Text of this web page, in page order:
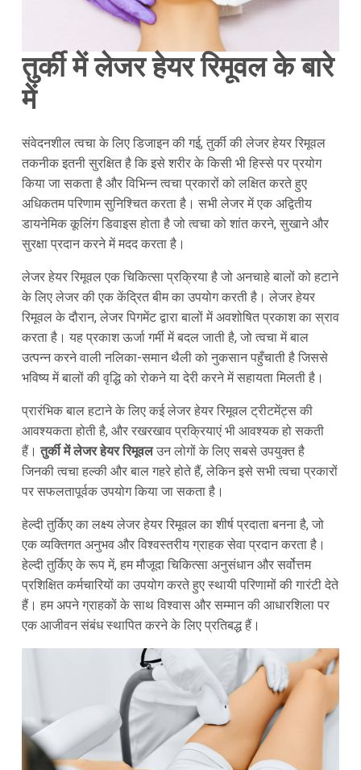
तुर्की में लेजर हेयर रिमूवल के बारे
में
संवेदनशील त्वचा के लिए डिजाइन की गई, तुर्की की लेजर हेयर रिमूवल
तकनीक इतनी सुरक्षित है कि इसे शरीर के किसी भी हिस्से पर प्रयोग
किया जा सकता है और विभिन्न त्वचा प्रकारों को लक्षित करते हुए
अधिकतम परिणाम सुनिश्चित करता है। सभी लेजर में एक अद्वितीय
डायनेमिक कूलिंग डिवाइस होता है जो त्वचा को शांत करने, सुखाने और
सुरक्षा प्रदान करने में मदद करता है।
लेजर हेयर रिमूवल एक चिकित्सा प्रक्रिया है जो अनचाहे बालों को हटाने
के लिए लेजर की एक केंद्रित बीम का उपयोग करती है। लेजर हेयर
रिमूवल के दौरान, लेजर पिगमेंट द्वारा बालों में अवशोषित प्रकाश का स्राव
करता है। यह प्रकाश ऊर्जा गर्मी में बदल जाती है, जो त्वचा में बाल
उत्पन्न करने वाली नलिका-समान थैली को नुकसान पहुँचाती है जिससे
भविष्य में बालों की वृद्धि को रोकने या देरी करने में सहायता मिलती है।
प्रारंभिक बाल हटाने के लिए कई लेजर हेयर रिमूवल ट्रीटमेंट्स की
आवश्यकता होती है, और रखरखाव प्रक्रियाएं भी आवश्यक हो सकती
हैं।तुर्की में लेजर हेयर रिमूवलउन लोगों के लिए सबसे उपयुक्त है
जिनकी त्वचा हल्की और बाल गहरे होते हैं, लेकिन इसे सभी त्वचा प्रकारों
पर सफलतापूर्वक उपयोग किया जा सकता है।
हेल्दी तुर्किए का लक्ष्य लेजर हेयर रिमूवल का शीर्ष प्रदाता बनना है, जो
एक व्यक्तिगत अनुभव और विश्वस्तरीय ग्राहक सेवा प्रदान करता है।
हेल्दी तुर्किए के रूप में, हम मौजूदा चिकित्सा अनुसंधान और सर्वोत्तम
प्रशिक्षित कर्मचारियों का उपयोग करते हुए स्थायी परिणामों की गारंटी देते
हैं। हम अपने ग्राहकों के साथ विश्वास और सम्मान की आधारशिला पर
एक आजीवन संबंध स्थापित करने के लिए प्रतिबद्ध हैं।